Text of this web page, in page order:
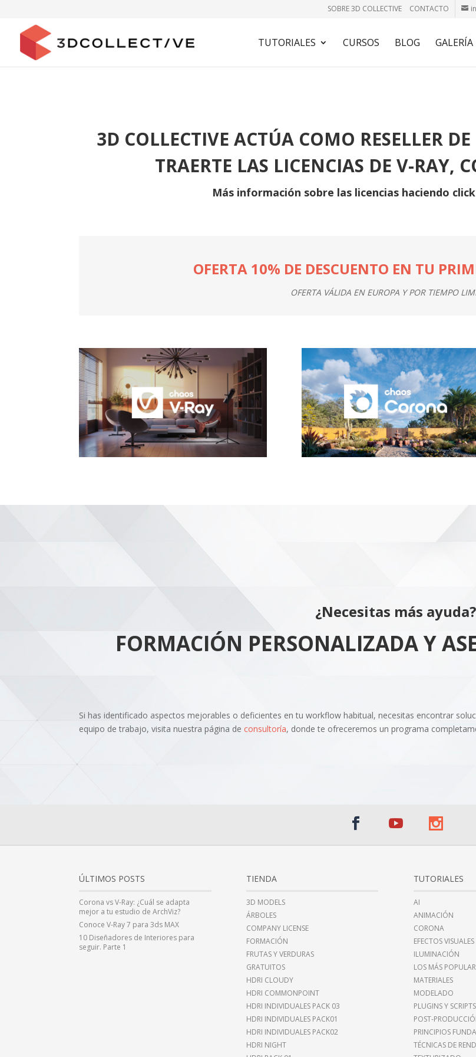
SOBRE 3D COLLECTIVE CONTACTO
TUTORIALES CURSOS BLOG GALERÍA
3D COLLECTIVE ACTÚA COMO RESELLER
TRAERTE LAS LICENCIAS DE V-RAY,
Más información sobre las licencias haciendo
OFERTA 10% DE DESCUENTO EN TU
OFERTA VÁLIDA EN EUROPA Y POR TIEMPO
¿Necesitas más ayuda?
FORMACIÓN PERSONALIZADA Y
Si has identificado aspectos mejorables o deficientes en tu workflow habitual, necesitas encontrar
equipo de trabajo, visita nuestra página de consultoría, donde te ofreceremos un programa
ÚLTIMOS POSTS
Corona vs V-Ray: ¿Cuál se adapta
mejor a tu estudio de ArchViz?
Conoce V-Ray 7 para 3ds MAX
10 Diseñadores de Interiores para
seguir. Parte 1
TIENDA
3D MODELS
ÁRBOLES
COMPANY LICENSE
FORMACIÓN
FRUTAS Y VERDURAS
GRATUITOS
HDRI CLOUDY
HDRI COMMONPOINT
HDRI INDIVIDUALES PACK 03
HDRI INDIVIDUALES PACK01
HDRI INDIVIDUALES PACK02
HDRI NIGHT
TUTORIALES
AI
ANIMACIÓN
CORONA
EFECTOS VISUALES
ILUMINACIÓN
LOS MÁS
MATERIALES
MODELADO
PLUGINS Y SCRIPTS
POST-
PRINCIPIOS
TÉCNICAS DE